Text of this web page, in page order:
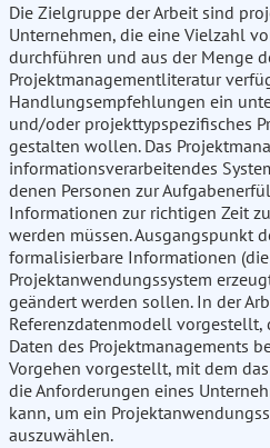
Die Zielgruppe der Arbeit sind
Unternehmen, die eine Vielzahl
durchführen und aus der Menge
Projektmanagementliteratur
Handlungsempfehlungen ein
und/oder projekttypspezifisches
gestalten wollen. Das
informationsverarbeitendes
denen Personen zur
Informationen zur richtigen Zeit
werden müssen. Ausgangspunkt
formalisierbare Informationen
Projektanwendungssystem
geändert werden sollen. In der
Referenzdatenmodell vorgestellt,
Daten des Projektmanagements
Vorgehen vorgestellt, mit dem
die Anforderungen eines
kann, um ein
auszuwählen.